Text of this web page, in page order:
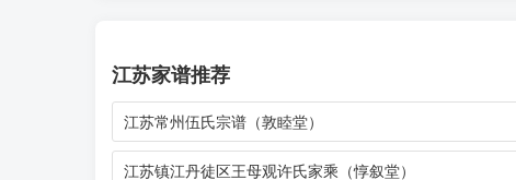
江苏家谱推荐
江苏常州伍氏宗谱（敦睦堂）
江苏镇江丹徒区王母观许氏家乘（惇叙堂）